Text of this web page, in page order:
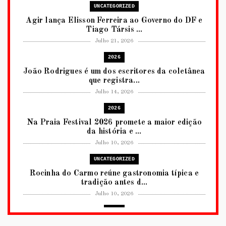
UNCATEGORIZED
Agir lança Elisson Ferreira ao Governo do DF e
Tiago Társis ...
Julho 21, 2026
2026
João Rodrigues é um dos escritores da coletânea
que registra...
Julho 14, 2026
2026
Na Praia Festival 2026 promete a maior edição
da história e ...
Julho 10, 2026
UNCATEGORIZED
Rocinha do Carmo reúne gastronomia típica e
tradição antes d...
Julho 10, 2026